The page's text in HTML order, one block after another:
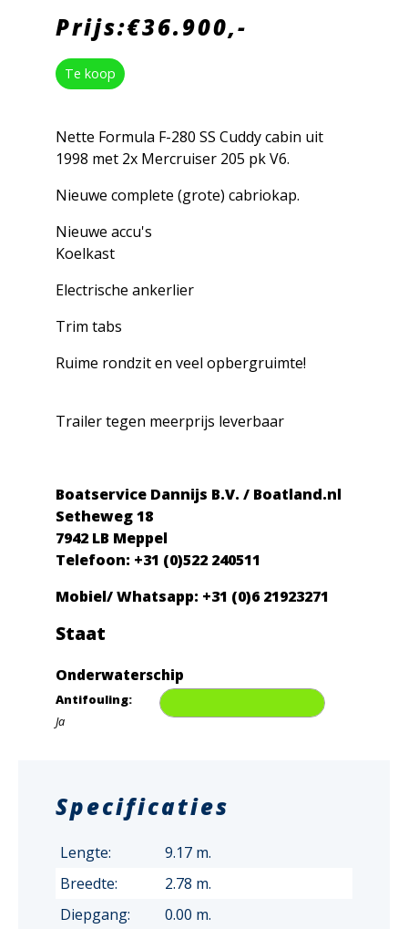
Prijs:€36.900,-
Te koop
Nette Formula F-280 SS Cuddy cabin uit
1998 met 2x Mercruiser 205 pk V6.
Nieuwe complete (grote) cabriokap.
Nieuwe accu's
Koelkast
Electrische ankerlier
Trim tabs
Ruime rondzit en veel opbergruimte!
Trailer tegen meerprijs leverbaar
Boatservice Dannijs B.V. / Boatland.nl
Setheweg 18
7942 LB Meppel
Telefoon: +31 (0)522 240511
Mobiel/ Whatsapp: +31 (0)6 21923271
Staat
Onderwaterschip
Antifouling:
Ja
Specificaties
Lengte:
9.17 m.
Breedte:
2.78 m.
Diepgang:
0.00 m.